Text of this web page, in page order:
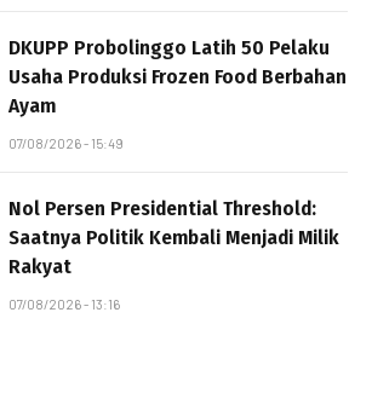
DKUPP Probolinggo Latih 50 Pelaku
Usaha Produksi Frozen Food Berbahan
Ayam
07/08/2026 - 15:49
Nol Persen Presidential Threshold:
Saatnya Politik Kembali Menjadi Milik
Rakyat
07/08/2026 - 13:16